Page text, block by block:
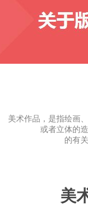
美术作品，是指绘画
或者立体的
的有
美